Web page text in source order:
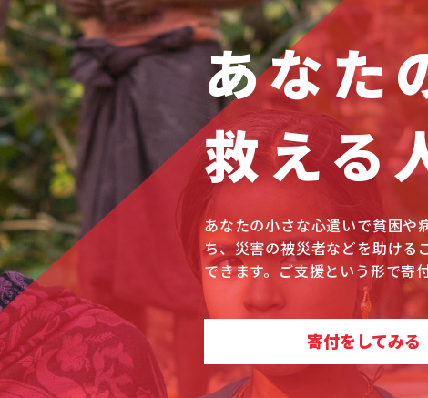
あなた
救える
あなたの小さな心遣いで貧困や
ち、災害の被災者などを助ける
できます。ご支援という形で寄
寄付をしてみる